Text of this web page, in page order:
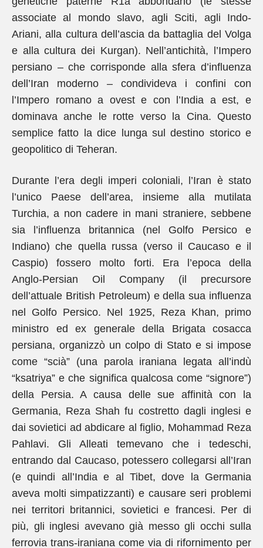
associate al mondo slavo, agli Sciti, agli Indo-
Ariani, alla cultura dell’ascia da battaglia del Volga
e alla cultura dei Kurgan). Nell’antichità, l’Impero
persiano – che corrisponde alla sfera d’influenza
dell’Iran moderno – condivideva i confini con
l’Impero romano a ovest e con l’India a est, e
dominava anche le rotte verso la Cina. Questo
semplice fatto la dice lunga sul destino storico e
geopolitico di Teheran.
Durante l’era degli imperi coloniali, l’Iran è stato
l’unico Paese dell’area, insieme alla mutilata
Turchia, a non cadere in mani straniere, sebbene
sia l’influenza britannica (nel Golfo Persico e
Indiano) che quella russa (verso il Caucaso e il
Caspio) fossero molto forti. Era l’epoca della
Anglo-Persian Oil Company (il precursore
dell’attuale British Petroleum) e della sua influenza
nel Golfo Persico. Nel 1925, Reza Khan, primo
ministro ed ex generale della Brigata cosacca
persiana, organizzò un colpo di Stato e si impose
come “scià” (una parola iraniana legata all’indù
“ksatriya” e che significa qualcosa come “signore”)
della Persia. A causa delle sue affinità con la
Germania, Reza Shah fu costretto dagli inglesi e
dai sovietici ad abdicare al figlio, Mohammad Reza
Pahlavi. Gli Alleati temevano che i tedeschi,
entrando dal Caucaso, potessero collegarsi all’Iran
(e quindi all’India e al Tibet, dove la Germania
aveva molti simpatizzanti) e causare seri problemi
nei territori britannici, sovietici e francesi. Per di
più, gli inglesi avevano già messo gli occhi sulla
ferrovia trans-iraniana come via di rifornimento per